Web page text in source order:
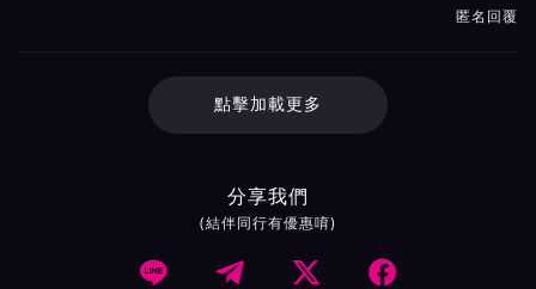
匿名回覆
點擊加載更多
分享我們
(結伴同行有優惠唷)
   